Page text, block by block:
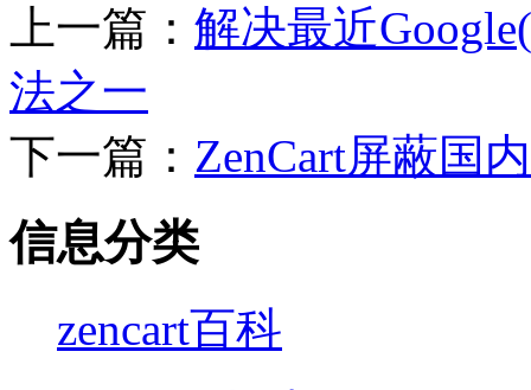
上一篇： 解决最近
法之一
下一篇： ZenCart屏蔽国
信息分类
zencart百科